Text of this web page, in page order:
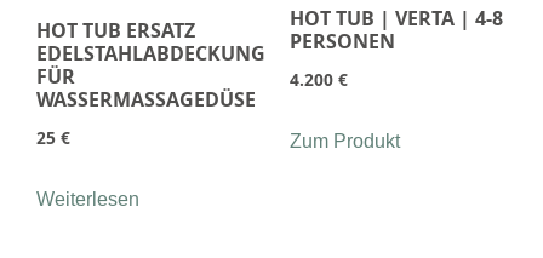
HOT TUB ERSATZ
EDELSTAHLABDECKUNG
FÜR
WASSERMASSAGEDÜSE
25 €
Weiterlesen
HOT TUB | VERTA | 4-8
PERSONEN
4.200 €
Zum Produkt